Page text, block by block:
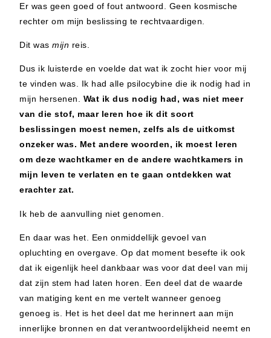
Er was geen goed of fout antwoord. Geen kosmische
rechter om mijn beslissing te rechtvaardigen.
Dit wasmijn reis.
Dus ik luisterde en voelde dat wat ik zocht hier voor mij
te vinden was. Ik had alle psilocybine die ik nodig had in
mijn hersenen. Wat ik dus nodig had, was niet meer
van die stof, maar leren hoe ik dit soort
beslissingen moest nemen, zelfs als de uitkomst
onzeker was. Met andere woorden, ik moest leren
om deze wachtkamer en de andere wachtkamers in
mijn leven te verlaten en te gaan ontdekken wat
erachter zat.
Ik heb de aanvulling niet genomen.
En daar was het. Een onmiddellijk gevoel van
opluchting en overgave. Op dat moment besefte ik ook
dat ik eigenlijk heel dankbaar was voor dat deel van mij
dat zijn stem had laten horen. Een deel dat de waarde
van matiging kent en me vertelt wanneer genoeg
genoeg is. Het is het deel dat me herinnert aan mijn
innerlijke bronnen en dat verantwoordelijkheid neemt en